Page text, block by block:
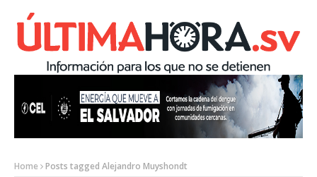
Home Posts tagged Alejandro Muyshondt